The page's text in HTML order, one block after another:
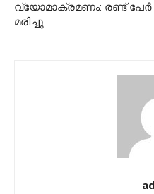
വ്യോമാക്രമണം: രണ്ട് പേര്‍
മരിച്ചു